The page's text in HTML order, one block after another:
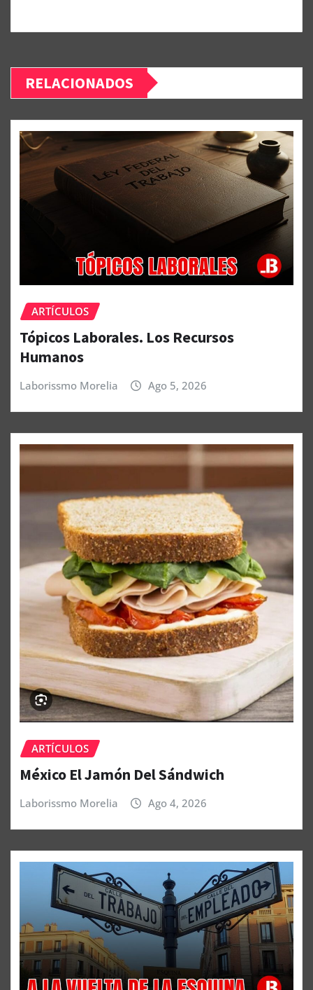
RELACIONADOS
ARTÍCULOS
Tópicos Laborales. Los Recursos
Humanos
Laborissmo Morelia Ago 5, 2026
ARTÍCULOS
México El Jamón Del Sándwich
Laborissmo Morelia Ago 4, 2026